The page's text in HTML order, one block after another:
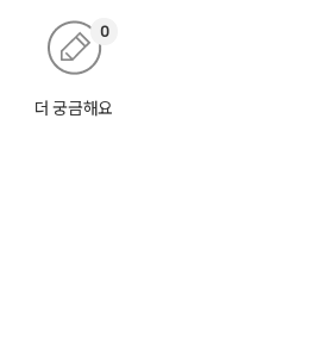
더 궁금해요
0